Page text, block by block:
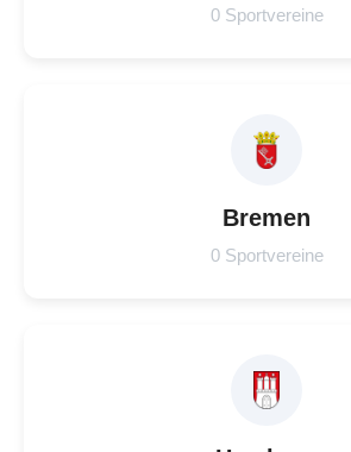
0 Sportvereine
Bremen
0 Sportvereine